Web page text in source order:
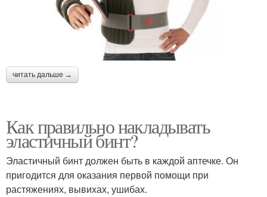
читать дальше →
Как правильно накладывать
эластичный бинт?
Эластичный бинт должен быть в каждой аптечке. Он
пригодится для оказания первой помощи при
растяжениях, вывихах, ушибах.